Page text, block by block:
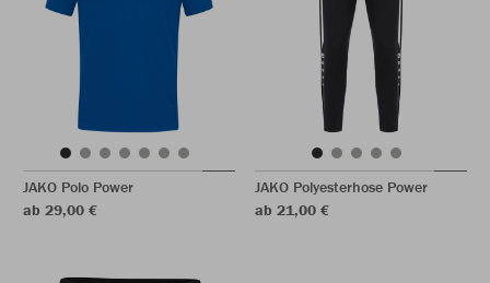
JAKO Polo Power
ab 29,00 €
JAKO Polyesterhose Power
ab 21,00 €